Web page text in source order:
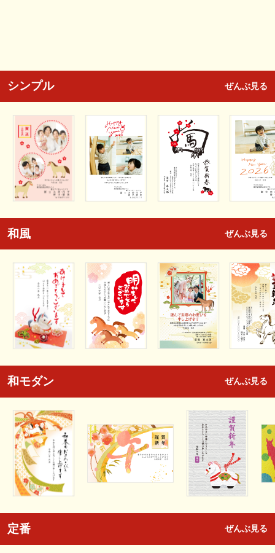
シンプル ぜんぶ見る
和風 ぜんぶ見る
和モダン ぜんぶ見る
定番 ぜんぶ見る